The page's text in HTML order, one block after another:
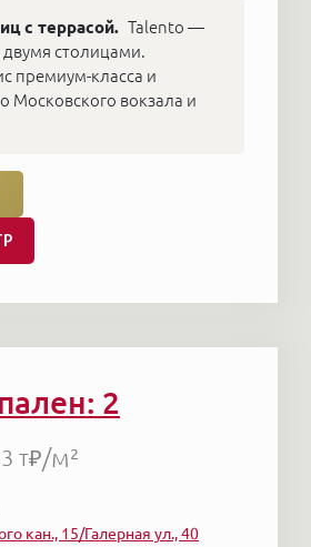
с террасой. Talento —
столицами.
премиум-класса и
Московского вокзала и
2
т₽/м²
кан., 15/Галерная ул., 40